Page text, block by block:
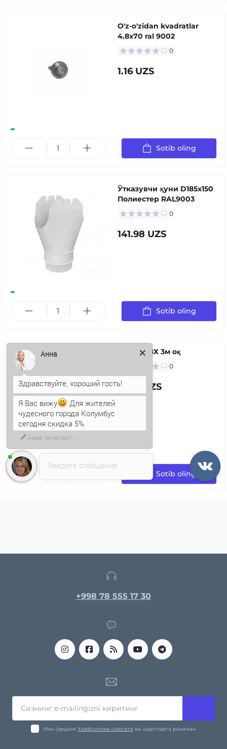
O'z-o'zidan kvadratlar
4.8x70 ral 9002
0
1.16 UZS
Sotib oling
Ўтказувчи ҳуни D185х150
Полиестер RAL9003
0
141.98 UZS
Sotib oling
Қувур ПВХ 3м оқ
0
71.97 UZS
Sotib oling
+998 78 555 17 30
Мен ўқидим Хавфсизлик сиёсати ва шартларга розиман
Введите сообщение
Здравствуйте, хороший гость!
Я Вас вижу
Для жителей
чудесного города Колумбус
сегодня скидка 5%